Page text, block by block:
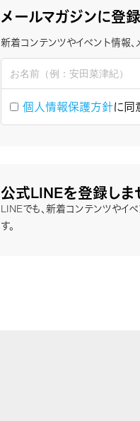
メールマガジンに登
新着コンテンツやイベント情報
個人情報保護方針に同
公式LINEを登録しま
LINEでも、新着コンテンツやイ
す。